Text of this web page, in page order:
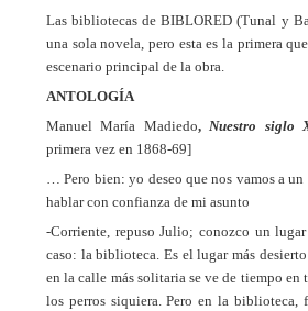
Las bibliotecas de BIBLORED (Tunal y
una sola novela, pero esta es la primera
escenario principal de la obra.
ANTOLOGÍA
Manuel María Madiedo, Nuestro siglo
primera vez en 1868-69]
… Pero bien: yo deseo que nos vamos a
hablar con confianza de mi asunto
-Corriente, repuso Julio; conozco un
caso: la biblioteca. Es el lugar más
en la calle más solitaria se ve de tiempo en
los perros siquiera. Pero en la biblioteca,